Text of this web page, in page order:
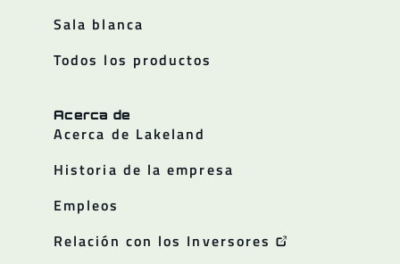
Sala blanca
Todos los productos
Acerca de
Acerca de Lakeland
Historia de la empresa
Empleos
Relación con los Inversores